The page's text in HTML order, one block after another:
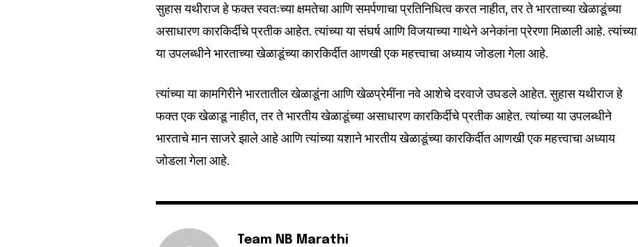
Fans
32,111
Followers
सुहास यथीराज हे फक्त स्वतःच्या क्षमतेचा आणि समर्पणाचा प्रतिनिधित्व करत नाहीत, तर ते भारताच्या खेळाडूंच्या
असाधारण कारकिर्दीचे प्रतीक आहेत. त्यांच्या या संघर्ष आणि विजयाच्या गाथेने अनेकांना प्रेरणा मिळाली आहे. त्यांच्या
या उपलब्धीने भारताच्या खेळाडूंच्या कारकिर्दीत आणखी एक महत्त्वाचा अध्याय जोडला गेला आहे.
त्यांच्या या कामगिरीने भारतातील खेळाडूंना आणि खेळप्रेमींना नवे आशेचे दरवाजे उघडले आहेत. सुहास यथीराज हे
फक्त एक खेळाडू नाहीत, तर ते भारतीय खेळाडूंच्या असाधारण कारकिर्दीचे प्रतीक आहेत. त्यांच्या या उपलब्धीने
भारताचे मान साजरे झाले आहे आणि त्यांच्या यशाने भारतीय खेळाडूंच्या कारकिर्दीत आणखी एक महत्त्वाचा अध्याय
जोडला गेला आहे.
Team NB Marathi